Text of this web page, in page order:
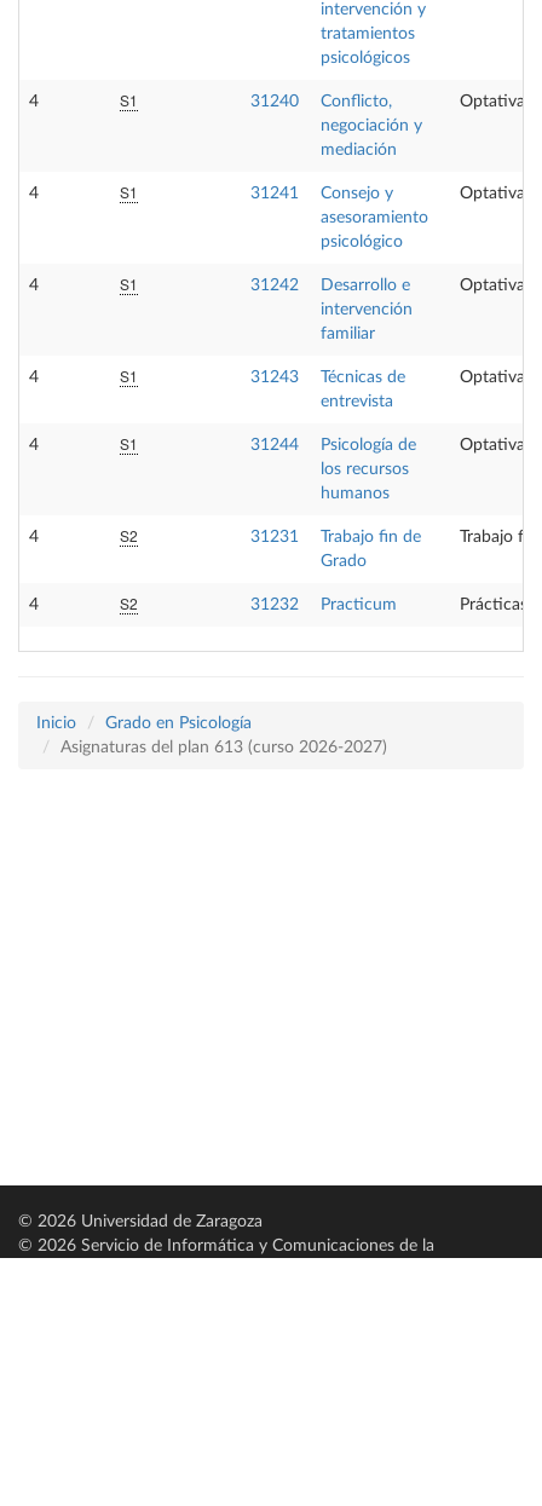
intervención y
tratamientos
psicológicos
4 S1 31240
Conflicto,
negociación y
mediación
Optativa
4 S1 31241
Consejo y
asesoramiento
psicológico
Optativa
4 S1 31242
Desarrollo e
intervención
familiar
Optativa
4 S1 31243
Técnicas de
entrevista
Optativa
4 S1 31244
Psicología de
los recursos
humanos
Optativa
4 S2 31231
Trabajo fin de
Grado
Trabajo
4 S2 31232 Practicum Prácticas
Inicio
Grado en Psicología
Asignaturas del plan 613 (curso 2026-2027)
© 2026 Universidad de Zaragoza
© 2026 Servicio de Informática y Comunicaciones de la